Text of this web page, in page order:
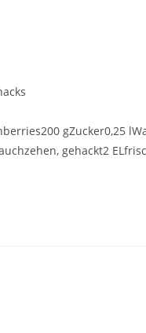
gZucker0,25
gehackt2